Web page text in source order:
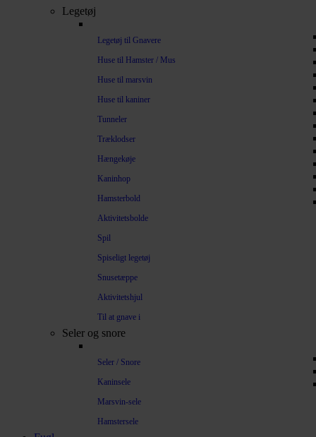
Legetøj
Legetøj til Gnavere
Huse til Hamster / Mus
Huse til marsvin
Huse til kaniner
Tunneler
Træklodser
Hængekøje
Kaninhop
Hamsterbold
Aktivitetsbolde
Spil
Spiseligt legetøj
Snusetæppe
Aktivitetshjul
Til at gnave i
Seler og snore
Seler / Snore
Kaninsele
Marsvin-sele
Hamstersele